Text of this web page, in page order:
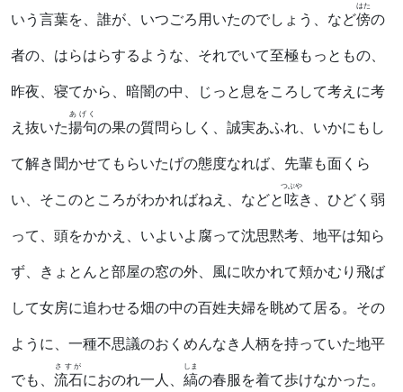
いう言葉を、誰が、いつごろ用いたのでしょう、など傍
はた
の
者の、はらはらするような、それでいて至極もっともの、
昨夜、寝てから、暗闇の中、じっと息をころして考えに考
え抜いた揚句
あげく
の果の質問らしく、誠実あふれ、いかにもし
て解き聞かせてもらいたげの態度なれば、先輩も面くら
い、そこのところがわかればねえ、などと呟
つぶや
き、ひどく弱
って、頭をかかえ、いよいよ腐って沈思黙考、地平は知ら
ず、きょとんと部屋の窓の外、風に吹かれて頬かむり飛ば
して女房に追わせる畑の中の百姓夫婦を眺めて居る。その
ように、一種不思議のおくめんなき人柄を持っていた地平
でも、 流石
さすが
におのれ一人、 縞
しま
の春服を着て歩けなかった。